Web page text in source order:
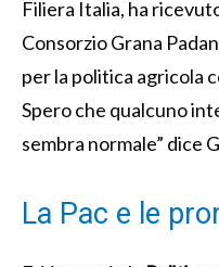
Filiera Italia, ha
Consorzio Grana
per la politica agricola
Spero che qualcuno
sembra normale” dice
La Pac e le